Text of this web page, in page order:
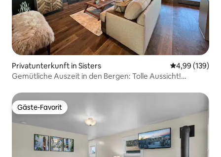
Privatunterkunft in Sisters
4,99 (139)
Gemütliche Auszeit in den Bergen: Tolle Aussicht!
Gäste-Favorit
Gäste-Favorit